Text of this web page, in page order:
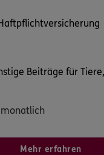
Beiträge für
monatlich
Mehr erfahren